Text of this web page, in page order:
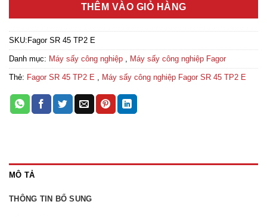
THÊM VÀO GIỎ HÀNG
SKU: Fagor SR 45 TP2 E
Danh mục: Máy sấy công nghiệp Máy sấy công nghiệp Fagor
Thẻ: Fagor SR 45 TP2 E Máy sấy công nghiệp Fagor SR 45 TP2 E
MÔ TẢ
THÔNG TIN BỔ SUNG